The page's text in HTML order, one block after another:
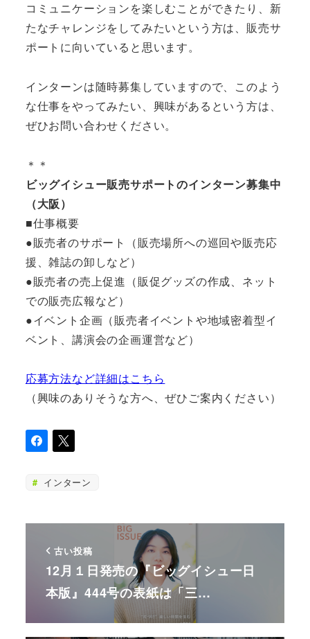
コミュニケーションを楽しむことができたり、新
たなチャレンジをしてみたいという方は、販売サ
ポートに向いていると思います。
インターンは随時募集していますので、このよう
な仕事をやってみたい、興味があるという方は、
ぜひお問い合わせください。
＊＊
ビッグイシュー販売サポートのインターン募集中
（大阪）
■仕事概要
●販売者のサポート（販売場所への巡回や販売応
援、雑誌の卸しなど）
●販売者の売上促進（販促グッズの作成、ネット
での販売広報など）
●イベント企画（販売者イベントや地域密着型イ
ベント、講演会の企画運営など）
応募方法など詳細はこちら
（興味のありそうな方へ、ぜひご案内ください）
インターン
古い投稿
12月１日発売の『ビッグイシュー日
本版』444号の表紙は「三…